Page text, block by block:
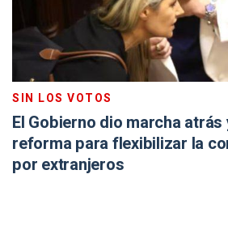
SIN LOS VOTOS
El Gobierno dio marcha
reforma para flexibilizar la
por extranjeros